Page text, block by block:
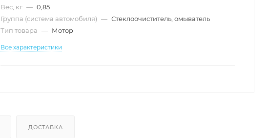
Вес, кг — 0,85
Группа (система автомобиля) — Стеклоочиститель, омыватель
Тип товара — Мотор
Все характеристики
ДОСТАВКА